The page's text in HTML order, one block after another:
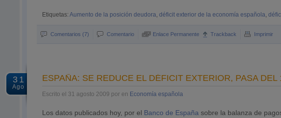
Etiquetas:Aumento de la posición deudora,déficit exterior de la economía española,
Comentarios (7) Comentario Enlace Permanente Trackback Imprimir
31
Ago
ESPAÑA: SE REDUCE EL DÉFICIT EXTERIOR, PASA DEL
Escrito el 31 agosto 2009 por en Economía española
Los datos publicados hoy, por el Banco de Españasobre la balanza de